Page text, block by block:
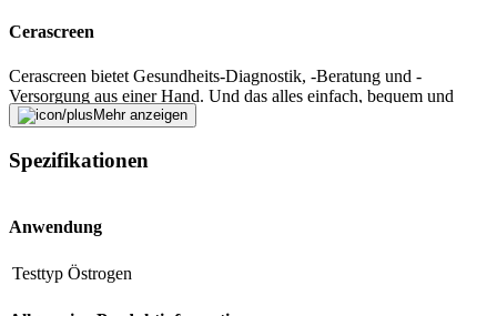
Cerascreen
Cerascreen bietet Gesundheits-Diagnostik, -Beratung und -
Versorgung aus einer Hand. Und das alles einfach, bequem und
schnell von zu Hause aus. Mit Hilfe eines einfachen Proben-
durchgeführt werden kann, wird vom Labor ein exaktes Ergebnis
nach Goldstandard ermittelt. Aus den Daten eines ergänzenden
individuell angepassten Ergebnisbericht zusammen, der die
individualisierte Empfehlungen für eine Verbesserung der
Mehr anzeigen
Spezifikationen
Anwendung
Testtyp Östrogen